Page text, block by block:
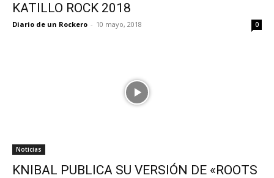
KATILLO ROCK 2018
Diario de un Rockero - 10 mayo, 2018 0
Noticias
KNIBAL PUBLICA SU VERSIÓN DE «ROOTS